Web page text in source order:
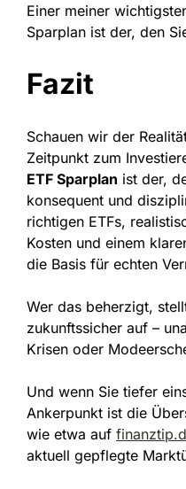
Einer meiner
Sparplan ist der, den
Fazit
Schauen wir der
Zeitpunkt zum
ETF Sparplan ist der,
konsequent und
richtigen ETFs,
Kosten und einem
die Basis für echten
Wer das beherzigt,
zukunftssicher auf –
Krisen oder
Und wenn Sie tiefer
Ankerpunkt ist die
wie etwa auf
aktuell gepflegte